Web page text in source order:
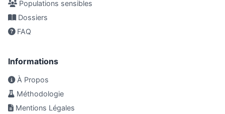
Populations sensibles
Dossiers
FAQ
Informations
À Propos
Méthodologie
Mentions Légales